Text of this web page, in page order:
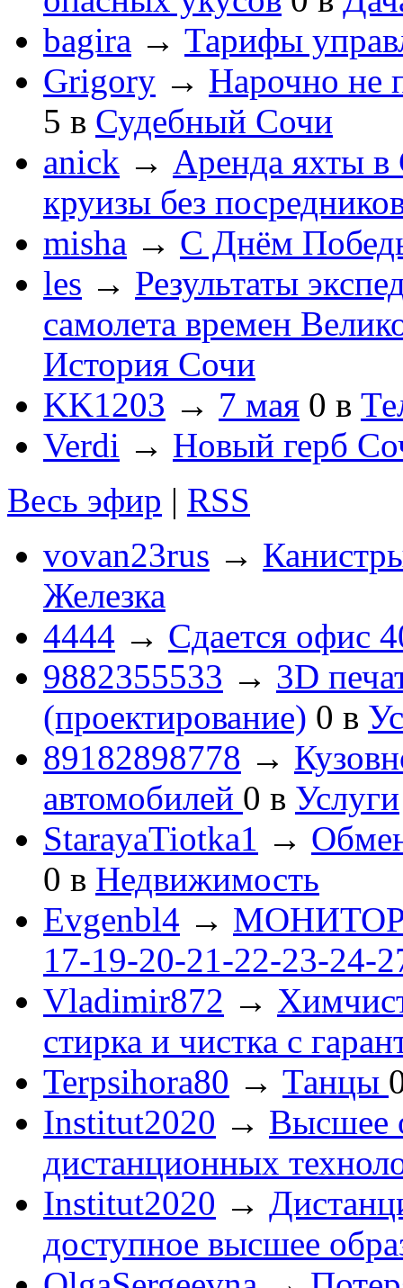
bagira → Тарифы
Grigory → Нарочно не
5 в Судебный Сочи
anick → Аренда яхты в
круизы без
misha → С Днём
les → Результаты
самолета времен
История Сочи
KK1203 → 7 мая 0 в
Verdi → Новый герб
Весь эфир | RSS
vovan23rus →
Железка
4444 → Сдается офис
9882355533 → 3D
(проектирование) 0 в
89182898778 →
автомобилей 0 в Услуги
StarayaTiotka1 →
0 в Недвижимость
Evgenbl4 → МОНИТОРЫ
17-19-20-21-22-23-24-
Vladimir872 →
стирка и чистка с
Terpsihora80 → Танцы
Institut2020 → Высшее
дистанционных
Institut2020 →
доступное высшее